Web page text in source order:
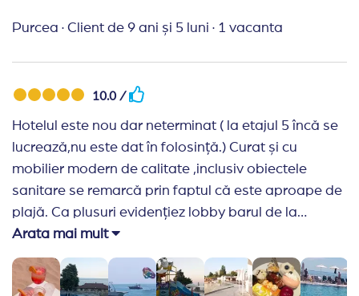
Purcea · Client de 9 ani și 5 luni · 1 vacanta
10.0 /
Hotelul este nou dar neterminat ( la etajul 5 încă se
lucrează,nu este dat în folosință.) Curat și cu
mobilier modern de calitate ,inclusiv obiectele
sanitare se remarcă prin faptul că este aproape de
plajă. Ca plusuri evidențiez lobby barul de la
recepție deschis non-stop cu băuturi din toată
gama si cocktailuri rafinate care pot satisface cele
mai rafinate gusturi,o plajă amenajată și întreținută
Arata mai mult